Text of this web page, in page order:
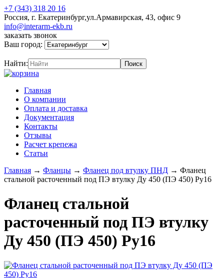
+7 (343) 318 20 16
Россия, г. Екатеринбург,ул.Армавирская, 43, офис 9
info@interarm-ekb.ru
заказать звонок
Ваш город:
Найти:
Главная
О компании
Оплата и доставка
Документация
Контакты
Отзывы
Расчет крепежа
Статьи
Главная → Фланцы → Фланец под втулку ПНД → Фланец
стальной расточенный под ПЭ втулку Ду 450 (ПЭ 450) Ру16
Фланец стальной
расточенный под ПЭ втулку
Ду 450 (ПЭ 450) Ру16